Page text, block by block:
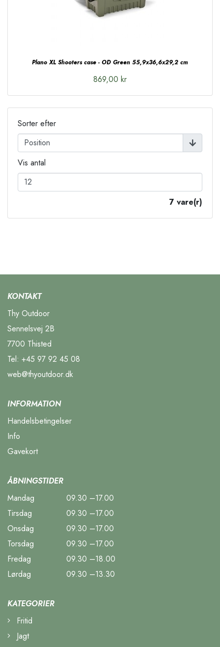
Plano XL Shooters case - OD Green 55,9x36,6x29,2 cm
869,00 kr
Sorter efter
Vis antal
7 vare(r)
KONTAKT
Thy Outdoor
Sennelsvej 2B
7700 Thisted
Tel: +45 97 92 45 08
web@thyoutdoor.dk
INFORMATION
Handelsbetingelser
Info
Gavekort
ÅBNINGSTIDER
Mandag
09.30 –17.00
Tirsdag
09.30 –17.00
Onsdag
09.30 –17.00
Torsdag
09.30 –17.00
Fredag
09.30 –18.00
Lørdag
09.30 –13.30
KATEGORIER
Fritid
Jagt